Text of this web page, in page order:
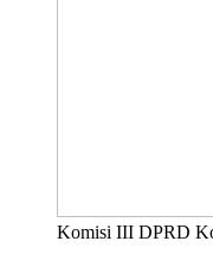
Komisi III DPRD